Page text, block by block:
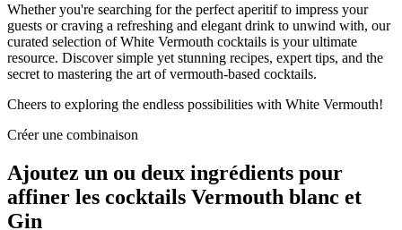
Whether you're searching for the perfect aperitif to impress your
guests or craving a refreshing and elegant drink to unwind with, our
curated selection of White Vermouth cocktails is your ultimate
resource. Discover simple yet stunning recipes, expert tips, and the
secret to mastering the art of vermouth-based cocktails.
Cheers to exploring the endless possibilities with White Vermouth!
Créer une combinaison
Ajoutez un ou deux ingrédients pour
affiner les cocktails Vermouth blanc et
Gin